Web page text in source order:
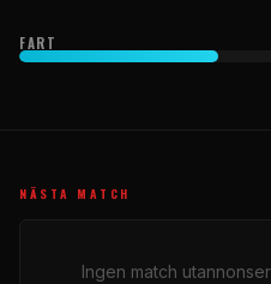
FART
NÄSTA MATCH
Ingen match